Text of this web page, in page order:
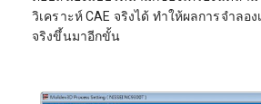
วิเคราะห์ CAE จริงได้ ทำให้ผลการจำลอ
จริงขึ้นมาอีกขั้น